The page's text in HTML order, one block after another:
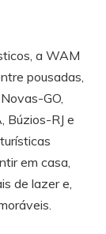
a WAM
pousadas,
GO,
Búzios-RJ e
em casa,
de lazer e,